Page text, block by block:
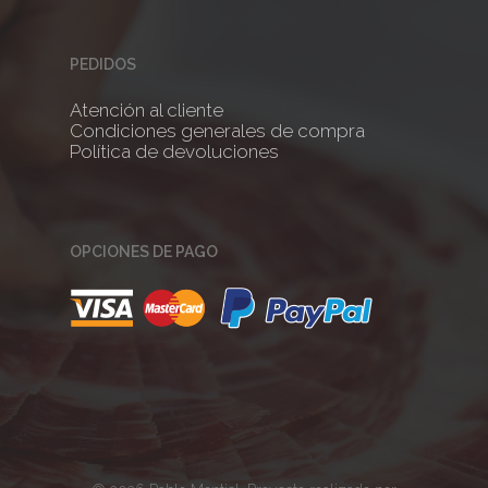
PEDIDOS
Atención al cliente
Condiciones generales de compra
Política de devoluciones
OPCIONES DE PAGO